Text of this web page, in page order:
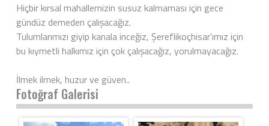
Hiçbir kırsal mahallemizin susuz kalmaması için gece
gündüz demeden çalışacağız.
Tulumlarımızı giyip kanala inceğiz, Şereflikoçhisar'ımız için
bu kıymetli halkımız için çok çalışacağız, yorulmayacağız.
İlmek ilmek, huzur ve güven..
Fotoğraf Galerisi